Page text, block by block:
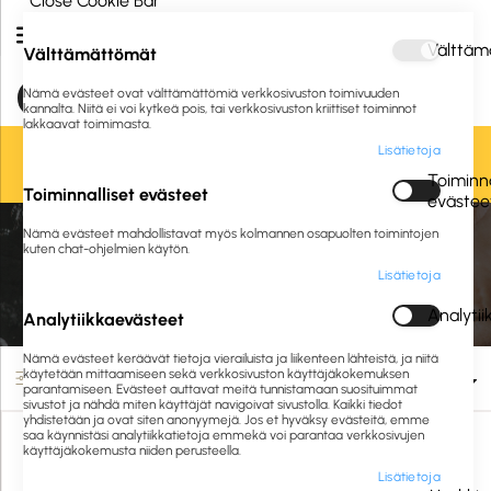
Oletko jo asiakkaamme? Kirjaudu sisään tai
Etusivu Siivous ja hygienia Henkilönsuojaimet Hengityssuojaimet
Suodata
Välttämättömät
Nämä evästeet ovat välttämättömiä verkkosivuston toimivuuden
kannalta. Niitä ei voi kytkeä pois, tai verkkosivuston kriittiset toiminnot
lakkaavat toimimasta.
Lisätietoja
Toiminnalliset evästeet
Nämä evästeet mahdollistavat myös kolmannen osapuolten toimintojen
kuten chat-ohjelmien käytön.
Lisätietoja
Analytiikkaevästeet
Nämä evästeet keräävät tietoja vierailuista ja liikenteen lähteistä, ja niitä
käytetään mittaamiseen sekä verkkosivuston käyttäjäkokemuksen
parantamiseen. Evästeet auttavat meitä tunnistamaan suosituimmat
sivustot ja nähdä miten käyttäjät navigoivat sivustolla. Kaikki tiedot
yhdistetään ja ovat siten anonyymejä. Jos et hyväksy evästeitä, emme
saa käynnistäsi analytiikkatietoja emmekä voi parantaa verkkosivujen
käyttäjäkokemusta niiden perusteella.
Lisätietoja